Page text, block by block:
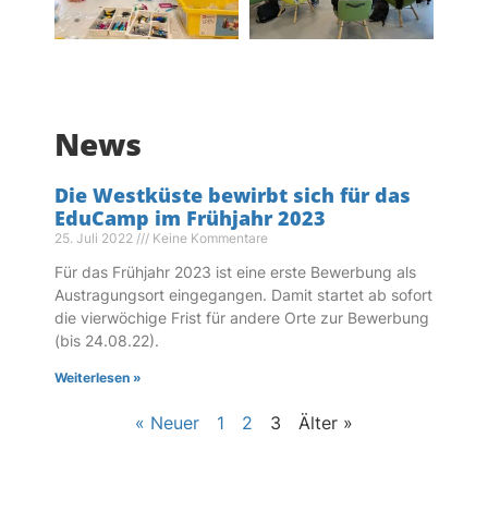
News
Die Westküste bewirbt sich für das
EduCamp im Frühjahr 2023
25. Juli 2022 Keine Kommentare
Für das Frühjahr 2023 ist eine erste Bewerbung als
Austragungsort eingegangen. Damit startet ab sofort
die vierwöchige Frist für andere Orte zur Bewerbung
(bis 24.08.22).
Weiterlesen »
« Neuer 1 2 3 Älter »